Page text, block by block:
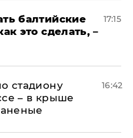
балтийские
это сделать, –
17:15
стадиону
– в крыше
16:42